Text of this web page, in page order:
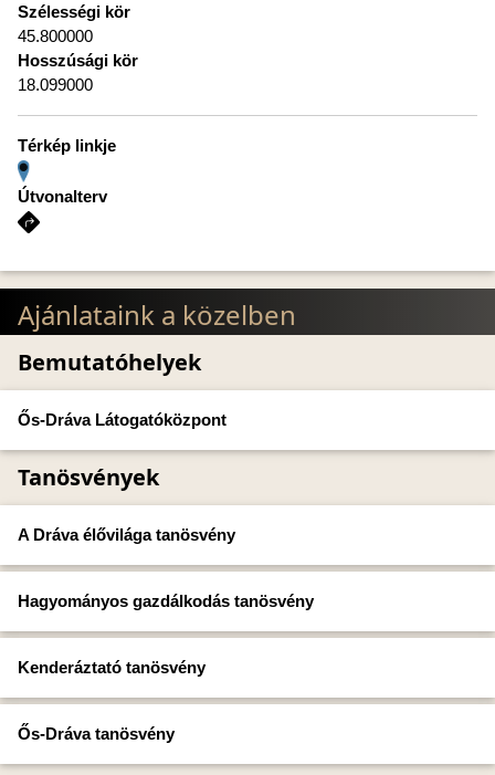
Szélességi kör
45.800000
Hosszúsági kör
18.099000
Térkép linkje
Útvonalterv
Ajánlataink a közelben
Bemutatóhelyek
Ős-Dráva Látogatóközpont
Tanösvények
A Dráva élővilága tanösvény
Hagyományos gazdálkodás tanösvény
Kenderáztató tanösvény
Ős-Dráva tanösvény